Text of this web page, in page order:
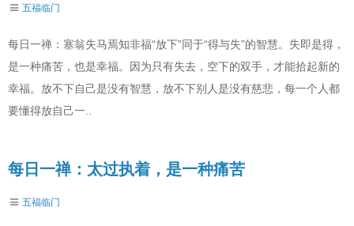
五福临门
每日一禅：塞翁失马焉知非福“放下”同于“得与失”的智慧。失即是得，
是一种痛苦，也是幸福。因为只有失去，空下的双手，才能拾起新的
幸福。放不下自己是没有智慧，放不下别人是没有慈悲，每一个人都
要懂得放自己一..
每日一禅：太过执着，是一种痛苦
五福临门